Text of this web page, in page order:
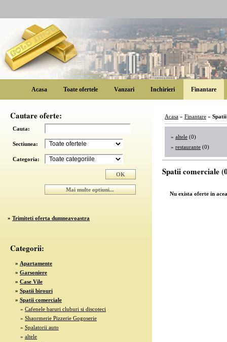
Acasa Toate ofertele Vanzari Inchirieri Finantare
Cautare oferte:
Cauta:
Sectiunea:
Categoria:
» Trimiteti oferta dumneavoastra
Categorii:
» Apartamente
» Garsoniere
» Case Vile
» Spatii birouri
» Spatii comerciale
» Cafenele baruri cluburi si discoteci
» Shaormerie Pizzerie Gogoserie
» Spalatorii auto
» altele
Acasa » Finantare »
» altele (0)
» restaurante (0)
Spatii comerciale
Nu exista oferte in